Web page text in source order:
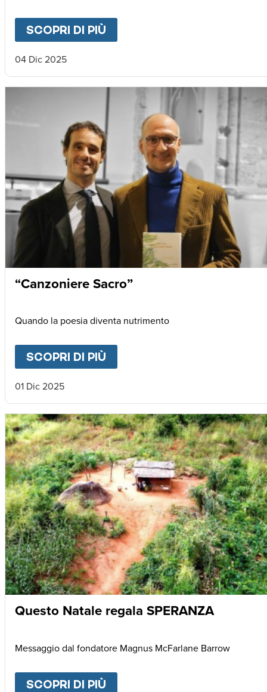
SCOPRI DI PIÙ
04 Dic 2025
“Canzoniere Sacro”
Quando la poesia diventa nutrimento
SCOPRI DI PIÙ
01 Dic 2025
Questo Natale regala SPERANZA
Messaggio dal fondatore Magnus McFarlane Barrow
SCOPRI DI PIÙ